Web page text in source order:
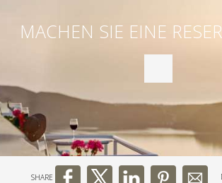
MACHEN SIE EINE
SHARE